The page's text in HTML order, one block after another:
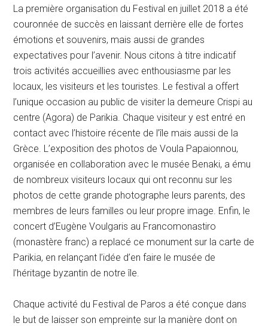
La première organisation du Festival en juillet 2018 a été
couronnée de succès en laissant derrière elle de fortes
émotions et souvenirs, mais aussi de grandes
expectatives pour l’avenir. Nous citons à titre indicatif
trois activités accueillies avec enthousiasme par les
locaux, les visiteurs et les touristes. Le festival a offert
l’unique occasion au public de visiter la demeure Crispi au
centre (Agora) de Parikia. Chaque visiteur y est entré en
contact avec l’histoire récente de l’île mais aussi de la
Grèce. L’exposition des photos de Voula Papaionnou,
organisée en collaboration avec le musée Benaki, a ému
de nombreux visiteurs locaux qui ont reconnu sur les
photos de cette grande photographe leurs parents, des
membres de leurs familles ou leur propre image. Enfin, le
concert d’Eugène Voulgaris au Francomonastiro
(monastère franc) a replacé ce monument sur la carte de
Parikia, en relançant l’idée d’en faire le musée de
l’héritage byzantin de notre île.
Chaque activité du Festival de Paros a été conçue dans
le but de laisser son empreinte sur la manière dont on